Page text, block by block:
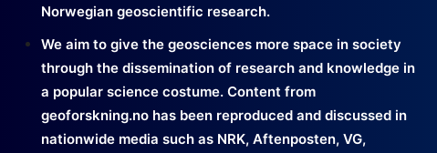
Norwegian geoscientific research.
We aim to give the geosciences more space in society
through the dissemination of research and knowledge in
a popular science costume. Content from
geoforskning.no has been reproduced and discussed in
nationwide media such as NRK, Aftenposten, VG,